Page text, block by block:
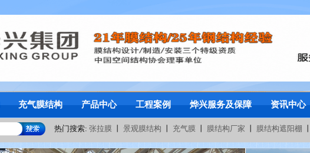
充气膜结构 产品中心 工程案例 烨兴服务及保障 资讯中心
热门搜索: 张拉膜 景观膜结构 充气膜 膜结构厂家 膜结构遮阳棚